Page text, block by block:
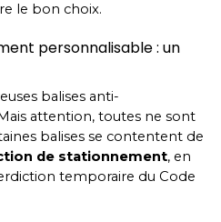
le bon choix.
personnalisable : un
balises anti-
attention, toutes ne sont
balises se contentent de
de stationnement, en
temporaire du Code